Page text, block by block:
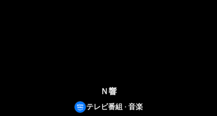
Ｎ響
テレビ番組 · 音楽